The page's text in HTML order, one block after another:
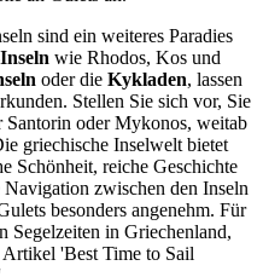
sind ein weiteres Paradies
wie Rhodos, Kos und
oder die Kykladen, lassen
Stellen Sie sich vor, Sie
Santorin oder Mykonos, weitab
griechische Inselwelt bietet
Schönheit, reiche Geschichte
zwischen den Inseln
besonders angenehm. Für
Segelzeiten in Griechenland,
'Best Time to Sail